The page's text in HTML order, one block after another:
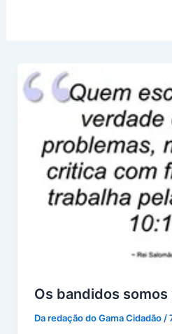
Os bandidos somos
Da redação do Gama Cidadão /